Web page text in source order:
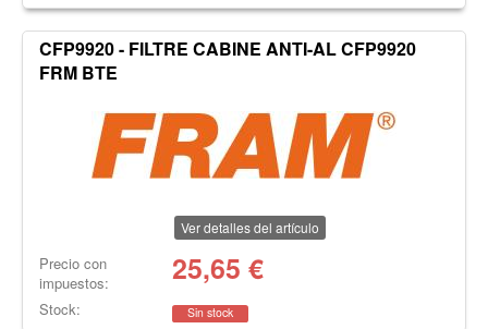
CFP9920 - FILTRE CABINE ANTI-AL CFP9920
FRM BTE
Ver detalles del artículo
Precio con
impuestos:
25,65 €
Stock: Sin stock